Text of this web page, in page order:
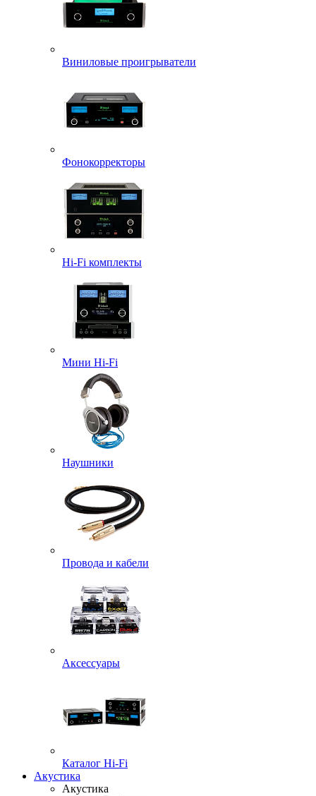
Виниловые проигрыватели
Фонокорректоры
Hi-Fi комплекты
Мини Hi-Fi
Наушники
Провода и кабели
Аксессуары
Каталог Hi-Fi
Акустика
Акустика